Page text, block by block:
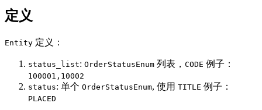
定义
Entity 定义：
status_list: OrderStatusEnum 列表， CODE 例子：
100001,10002
status: 单个 OrderStatusEnum, 使用 TITLE 例子：
PLACED